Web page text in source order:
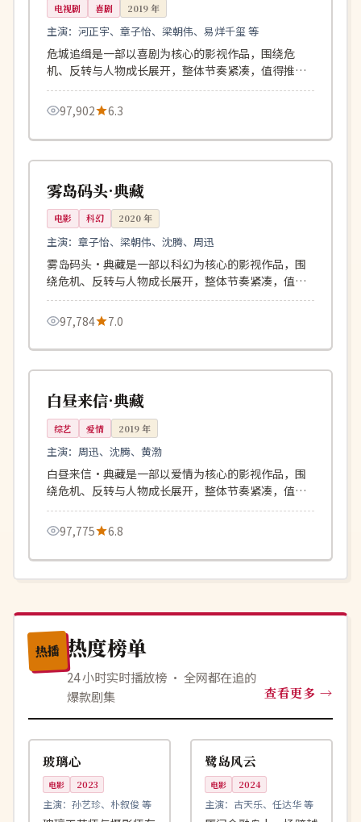
电视剧 喜剧 2019年
主演：河正宇、章子怡、梁朝伟、易烊千玺 等
危城追缉是一部以喜剧为核心的影视作品，围绕危
机、反转与人物成长展开，整体节奏紧凑，值得推荐
观看。
97,902
6.3
中国
4K 114分钟
雾岛码头·典藏
电影 科幻 2020年
主演：章子怡、梁朝伟、沈腾、周迅
雾岛码头·典藏是一部以科幻为核心的影视作品，围
绕危机、反转与人物成长展开，整体节奏紧凑，值得
推荐观看。
97,784
7.0
美国
完结 168分钟
白昼来信·典藏
综艺 爱情 2019年
主演：周迅、沈腾、黄渤
白昼来信·典藏是一部以爱情为核心的影视作品，围
绕危机、反转与人物成长展开，整体节奏紧凑，值得
推荐观看。
97,775
6.8
热播 热度榜单
24 小时实时播放榜 · 全网都在追的
爆款剧集
查看更多
韩国
99:41
玻璃心
电影 2023
主演： 孙艺珍、朴叙俊 等
中国
99:12
鹭岛风云
电影 2024
主演： 古天乐、任达华 等